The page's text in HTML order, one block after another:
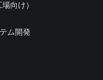
向け）
ム開発